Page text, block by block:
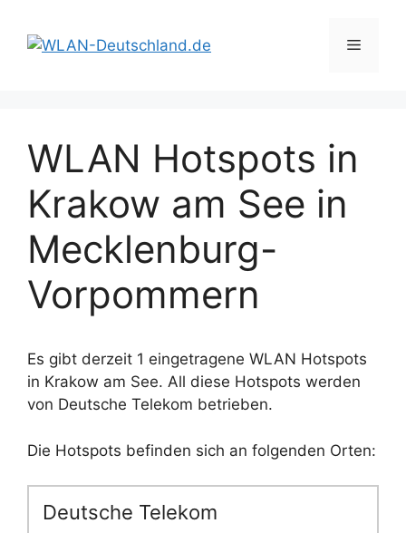
Inhalt
springen
Menü
WLAN Hotspots in
Krakow am See in
Mecklenburg-
Vorpommern
Es gibt derzeit 1 eingetragene WLAN Hotspots
in Krakow am See. All diese Hotspots werden
von Deutsche Telekom betrieben.
Die Hotspots befinden sich an folgenden Orten:
Deutsche Telekom